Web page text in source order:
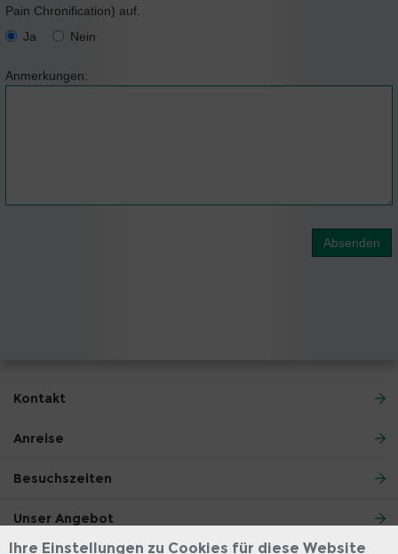
Pain Chronification) auf.
Ja
Nein
Anmerkungen:
Absenden
Kontakt
Anreise
Besuchszeiten
Unser Angebot
Ihre Einstellungen zu Cookies für diese Website